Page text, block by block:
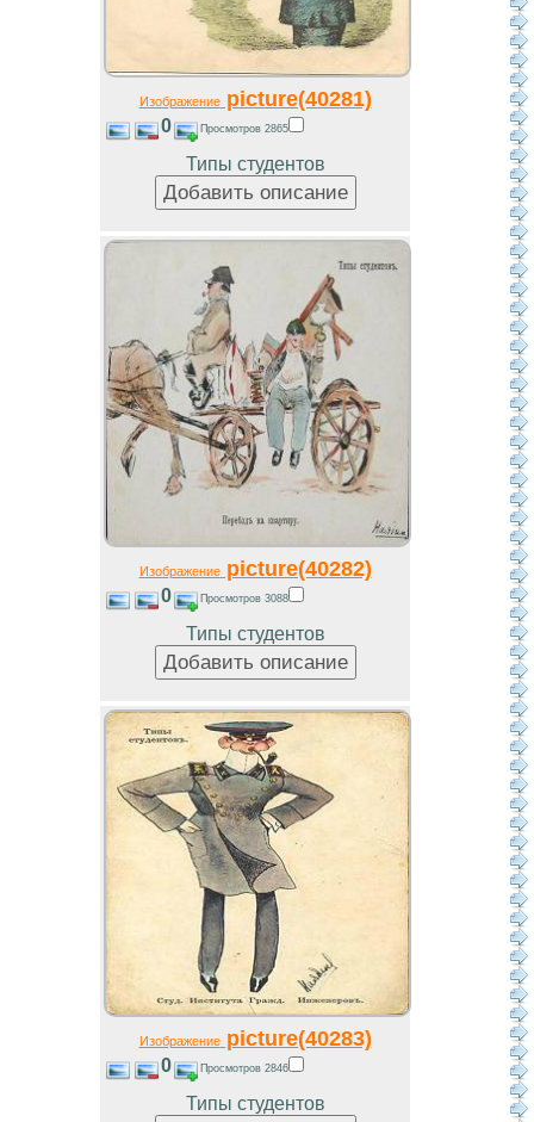
Изображениеpicture(40281)
0 Просмотров 2865
Типы студентов
Изображениеpicture(40282)
0 Просмотров 3088
Типы студентов
Изображениеpicture(40283)
0 Просмотров 2846
Типы студентов